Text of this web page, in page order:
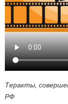
Теракты,
РФ